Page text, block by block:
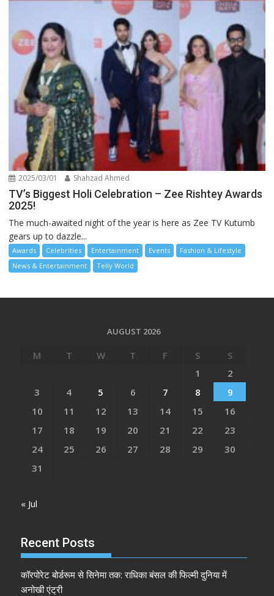
2025/03/01 Shahzad Ahmed
TV’s Biggest Holi Celebration – Zee Rishtey Awards
2025!
The much-awaited night of the year is here as Zee TV Kutumb
gears up to dazzle...
Awards Celebrities Entertainment Events
Fashion & Lifestyle
News & Entertainment
Telly World
AUGUST 2026
M T W T F S
S
1
2
3
4 5 6 7 8
9
10
11 12 13 14 15
16
17
18 19 20 21 22
23
24
25 26 27 28 29
30
31
« Jul
Recent Posts
कॉरपोरेट बोर्डरूम से सिनेमा तक: राधिका बंसल की फिल्मी दुनिया में
अनोखी एंट्री